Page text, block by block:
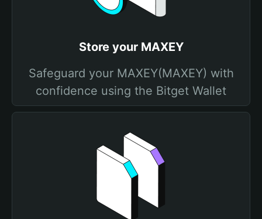
Store your MAXEY
Safeguard your MAXEY(MAXEY) with
confidence using the Bitget Wallet